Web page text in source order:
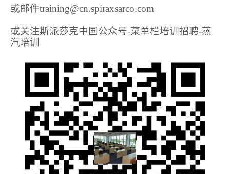
或邮件training@cn.spiraxsarco.com
或关注斯派莎克中国公众号-菜单栏培训招聘-蒸
汽培训